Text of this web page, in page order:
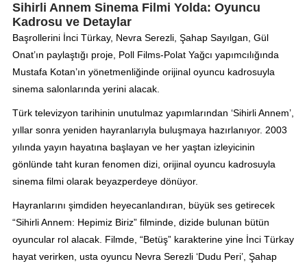
Sihirli Annem Sinema Filmi Yolda: Oyuncu
Kadrosu ve Detaylar
Başrollerini İnci Türkay, Nevra Serezli, Şahap Sayılgan, Gül
Onat’ın paylaştığı proje, Poll Films-Polat Yağcı yapımcılığında
Mustafa Kotan’ın yönetmenliğinde orijinal oyuncu kadrosuyla
sinema salonlarında yerini alacak.
Türk televizyon tarihinin unutulmaz yapımlarından ‘Sihirli Annem’,
yıllar sonra yeniden hayranlarıyla buluşmaya hazırlanıyor. 2003
yılında yayın hayatına başlayan ve her yaştan izleyicinin
gönlünde taht kuran fenomen dizi, orijinal oyuncu kadrosuyla
sinema filmi olarak beyazperdeye dönüyor.
Hayranlarını şimdiden heyecanlandıran, büyük ses getirecek
“Sihirli Annem: Hepimiz Biriz” filminde, dizide bulunan bütün
oyuncular rol alacak. Filmde, “Betüş” karakterine yine İnci Türkay
hayat verirken, usta oyuncu Nevra Serezli ‘Dudu Peri’, Şahap